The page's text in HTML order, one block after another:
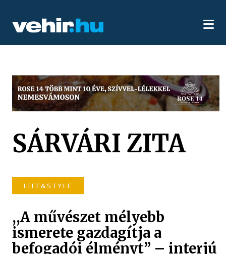
SÁRVÁRI ZITA
LIFE&STYLE
,,A művészet mélyebb
ismerete gazdagítja a
befogadói élményt” – interjú